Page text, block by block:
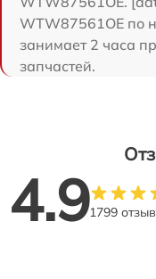
WTW87561OE по
занимает 2 часа
запчастей.
4.91799